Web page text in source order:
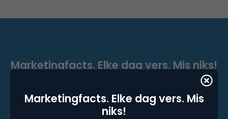
Marketingfacts. Elke dag vers. Mis
niks!
Marketingfacts. Elke dag vers. Mis niks!
Wekelijkse nieuwsbrief